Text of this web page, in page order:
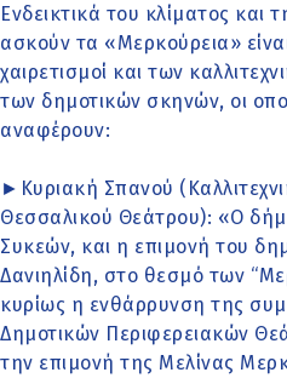
Ενδεικτικά του κλίματος και
ασκούν τα «Μερκούρεια»
χαιρετισμοί και των
των δημοτικών σκηνών, οι
αναφέρουν:
►Κυριακή Σπανού
Θεσσαλικού Θεάτρου): «O
Συκεών, και η επιμονή του
Δανιηλίδη, στο θεσμό των
κυρίως η ενθάρρυνση της
Δημοτικών Περιφερειακών
την επιμονή της Μελίνας